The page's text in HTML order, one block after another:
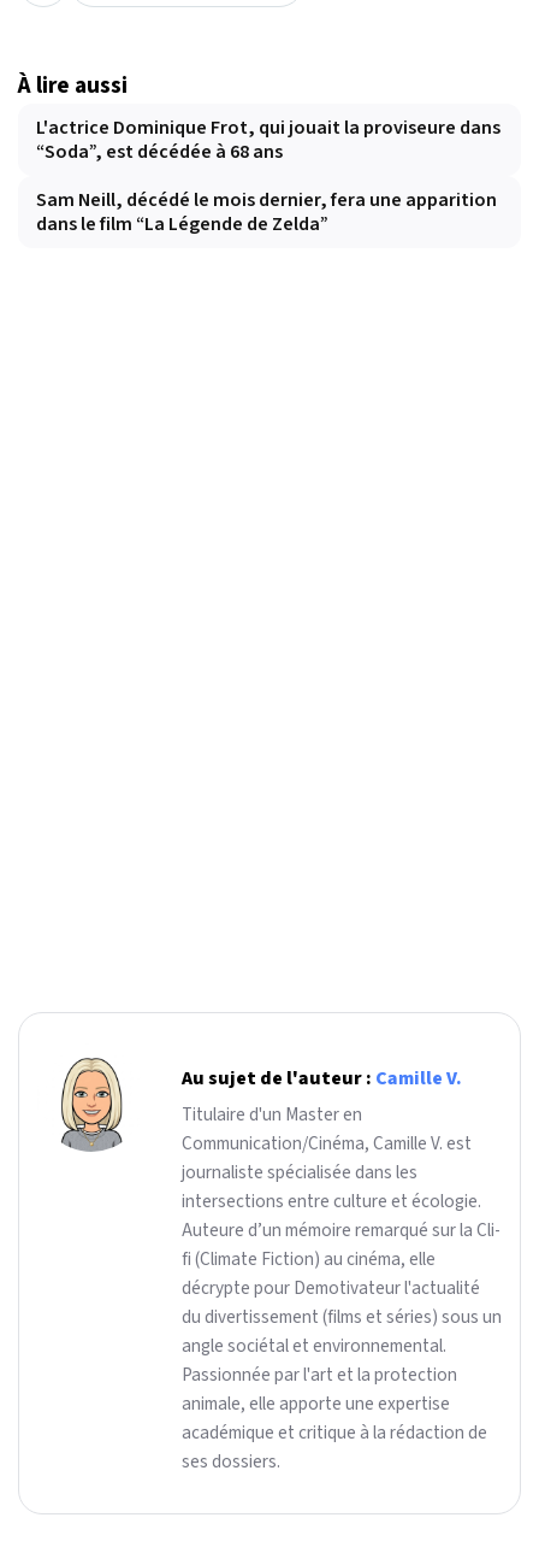
À lire aussi
L'actrice Dominique Frot, qui jouait la proviseure dans
“Soda”, est décédée à 68 ans
Sam Neill, décédé le mois dernier, fera une apparition
dans le film “La Légende de Zelda”
Au sujet de l'auteur : Camille V.
Titulaire d'un Master en
Communication/Cinéma, Camille V. est
journaliste spécialisée dans les
intersections entre culture et écologie.
Auteure d’un mémoire remarqué sur la Cli-
fi (Climate Fiction) au cinéma, elle
décrypte pour Demotivateur l'actualité
du divertissement (films et séries) sous un
angle sociétal et environnemental.
Passionnée par l'art et la protection
animale, elle apporte une expertise
académique et critique à la rédaction de
ses dossiers.